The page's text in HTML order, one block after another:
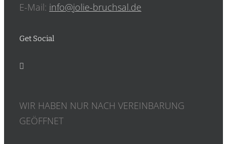
E-Mail: info@jolie-bruchsal.de
Get Social
WIR HABEN NUR NACH VEREINBARUNG
GEÖFFNET